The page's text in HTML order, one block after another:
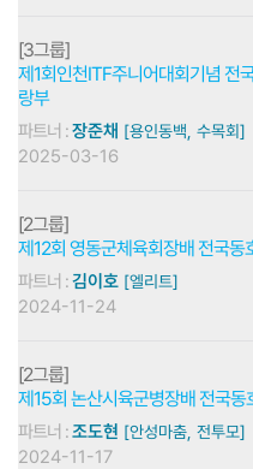
[3그룹]
제1회인천ITF주니어대회기념 전
랑부
파트너 :장준채 [용인동백, 수목회]
2025-03-16
[2그룹]
제12회 영동군체육회장배 전국동
파트너 :김이호 [엘리트]
2024-11-24
[2그룹]
제15회 논산시육군병장배 전국
파트너 :조도현 [안성마춤, 전투모]
2024-11-17